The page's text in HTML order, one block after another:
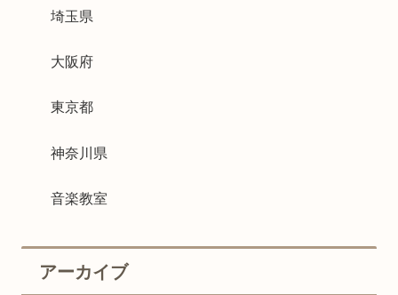
埼玉県
大阪府
東京都
神奈川県
音楽教室
アーカイブ